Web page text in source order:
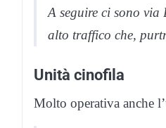
A seguire ci sono
alto traffico che,
Unità cinofila
Molto operativa anche